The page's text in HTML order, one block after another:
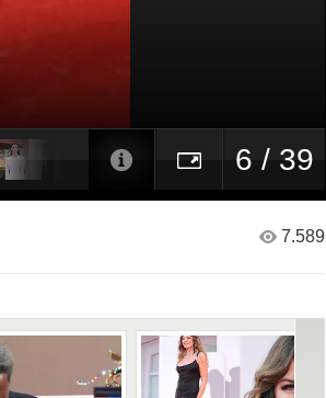
6 / 39
7.589